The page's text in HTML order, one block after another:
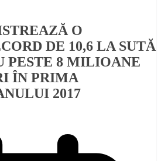
O
DE 10,6 LA SUTĂ
PESTE 8 MILIOANE
ÎN PRIMA
2017